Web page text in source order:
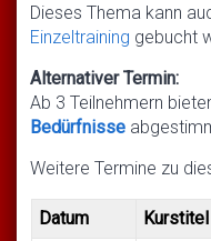
Dieses Thema kann
Einzeltraining gebucht
Alternativer Termin:
Ab 3 Teilnehmern
Bedürfnisse
Weitere Termine zu
Datum Kurstitel